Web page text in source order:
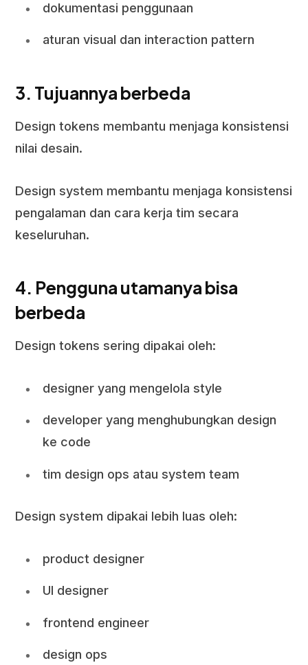
dokumentasi penggunaan
aturan visual dan interaction pattern
3. Tujuannya berbeda
Design tokens membantu menjaga konsistensi
nilai desain.
Design system membantu menjaga konsistensi
pengalaman dan cara kerja tim secara
keseluruhan.
4. Pengguna utamanya bisa
berbeda
Design tokens sering dipakai oleh:
designer yang mengelola style
developer yang menghubungkan design
ke code
tim design ops atau system team
Design system dipakai lebih luas oleh:
product designer
UI designer
frontend engineer
design ops